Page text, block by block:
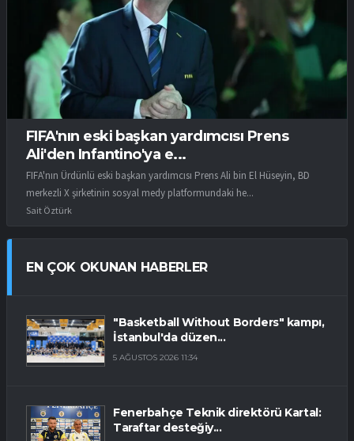
FIFA'nın eski başkan yardımcısı Prens
Ali'den Infantino'ya e...
FIFA'nın Ürdünlü eski başkan yardımcısı Prens Ali bin El Hüseyin, BD
merkezli X şirketinin sosyal medy platformundaki he...
Sait Öztürk
EN ÇOK OKUNAN HABERLER
"Basketball Without Borders" kampı,
İstanbul'da düzen...
5 AĞUSTOS 2026 11:34
Fenerbahçe Teknik direktörü Kartal:
Taraftar desteğiy...